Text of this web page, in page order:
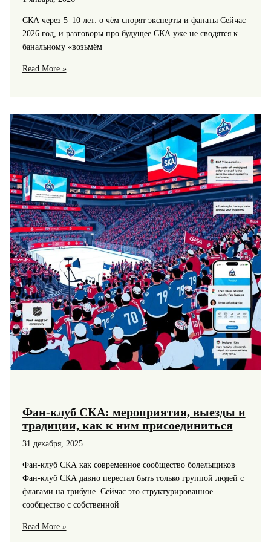
СКА через 5–10 лет: о чём спорят эксперты и фанаты Сейчас
2026 год, и разговоры про будущее СКА уже не сводятся к
банальному «возьмём
Будущее
и
болельщиков
на
ближайшие
5–
10
лет
Read More »
Фан-клуб СКА: мероприятия, выезды и
традиции, как к ним присоединиться
31 декабря, 2025
Фан‑клуб СКА как современное сообщество болельщиков
Фан‑клуб СКА давно перестал быть только группой людей с
флагами на трибуне. Сейчас это структурированное
сообщество с собственной
Фан-
Read More »